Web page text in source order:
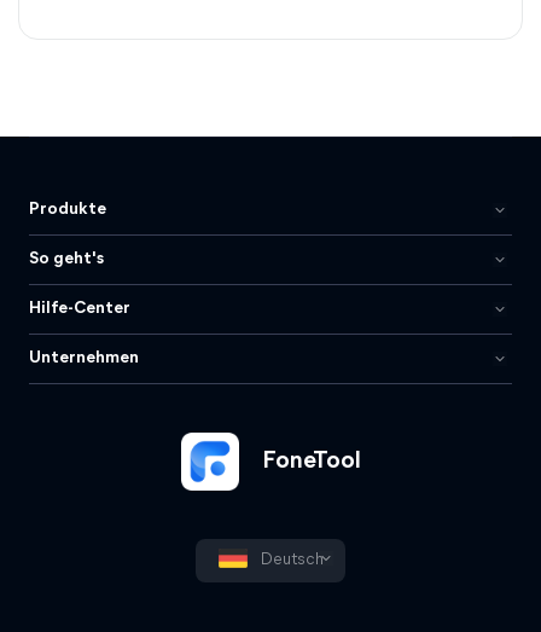
FoneTool
Deutsch
Produkte
So geht's
Hilfe-Center
Unternehmen